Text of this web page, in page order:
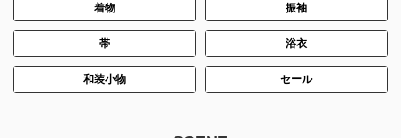
着物 振袖
帯 浴衣
和装小物 セール